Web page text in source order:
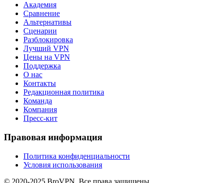
Академия
Сравнение
Альтернативы
Сценарии
Разблокировка
Лучший VPN
Цены на VPN
Поддержка
О нас
Контакты
Редакционная политика
Команда
Компания
Пресс-кит
Правовая информация
Политика конфиденциальности
Условия использования
© 2020-2025 BroVPN. Все права защищены.